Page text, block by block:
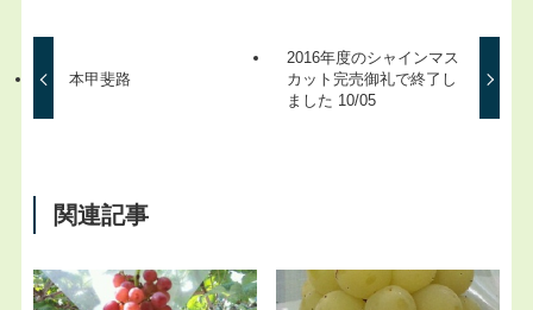
本甲斐路
2016年度のシャインマス
カット完売御礼で終了し
ました 10/05
関連記事